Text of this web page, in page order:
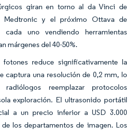
giran en torno al da Vinci de
y el próximo Ottava de
uno vendiendo herramientas
márgenes del 40-50%.
reduce significativamente la
captura una resolución de 0,2 mm, lo
reemplazar protocolos
exploración. El ultrasonido portátil
a un precio inferior a USD 3.000
los departamentos de imagen. Los